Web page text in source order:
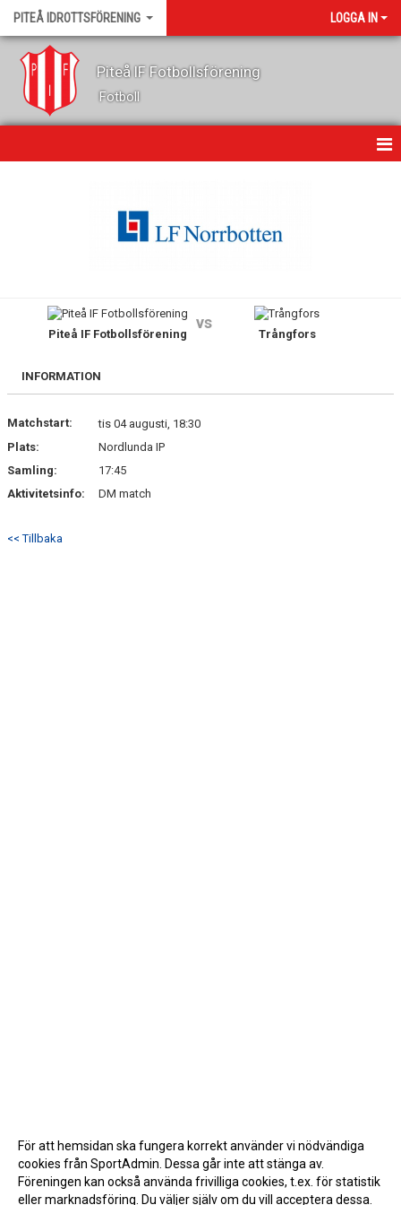
PITEÅ IDROTTSFÖRENING LOGGA IN
Piteå IF Fotbollsförening
Fotboll
KALENDER
GÄSTBOK
DOKUMENT
VÅRA LAG
Piteå IF Fotbollsförening
vs
Trångfors
INFORMATION
Matchstart:
tis 04 augusti, 18:30
Plats:
Nordlunda IP
Samling:
17:45
Aktivitetsinfo:
DM match
<< Tillbaka
För att hemsidan ska fungera korrekt använder vi nödvändiga
cookies från SportAdmin. Dessa går inte att stänga av.
Föreningen kan också använda frivilliga cookies, t.ex. för statistik
eller marknadsföring. Du väljer själv om du vill acceptera dessa.